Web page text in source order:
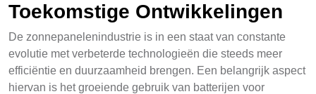
Toekomstige Ontwikkelingen
De zonnepanelenindustrie is in een staat van constante
evolutie met verbeterde technologieën die steeds meer
efficiëntie en duurzaamheid brengen. Een belangrijk aspect
hiervan is het groeiende gebruik van batterijen voor